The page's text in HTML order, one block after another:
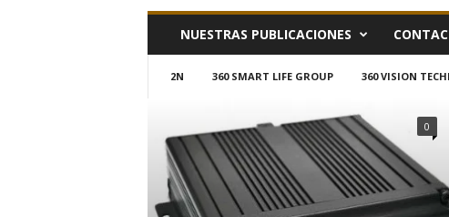
h
y
NUESTRAS PUBLICACIONES
2N 360 SMART LIFE GROUP 360 VISION
0